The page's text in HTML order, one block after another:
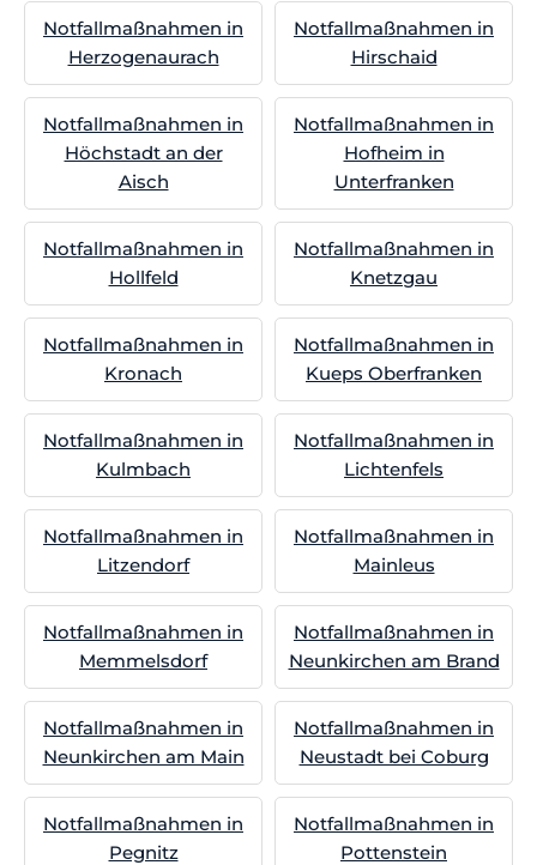
Notfallmaßnahmen in
Herzogenaurach
Notfallmaßnahmen in
Hirschaid
Notfallmaßnahmen in
Höchstadt an der
Aisch
Notfallmaßnahmen in
Hofheim in
Unterfranken
Notfallmaßnahmen in
Hollfeld
Notfallmaßnahmen in
Knetzgau
Notfallmaßnahmen in
Kronach
Notfallmaßnahmen in
Kueps Oberfranken
Notfallmaßnahmen in
Kulmbach
Notfallmaßnahmen in
Lichtenfels
Notfallmaßnahmen in
Litzendorf
Notfallmaßnahmen in
Mainleus
Notfallmaßnahmen in
Memmelsdorf
Notfallmaßnahmen in
Neunkirchen am Brand
Notfallmaßnahmen in
Neunkirchen am Main
Notfallmaßnahmen in
Neustadt bei Coburg
Notfallmaßnahmen in
Pegnitz
Notfallmaßnahmen in
Pottenstein